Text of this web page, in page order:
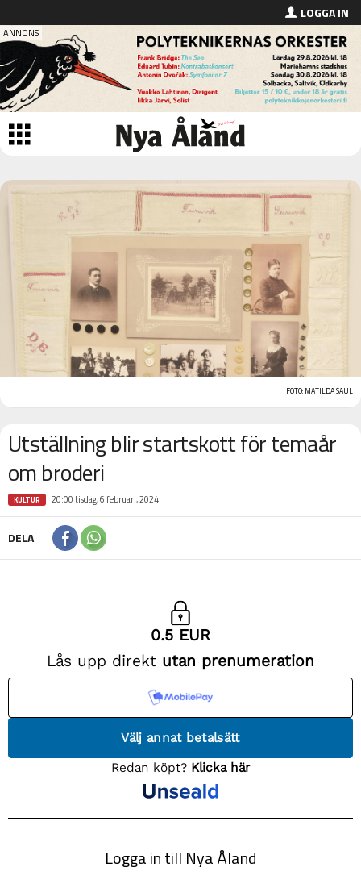
LOGGA IN
FOTO: MATILDA SAUL
Utställning blir startskott för temaår
om broderi
KULTUR 20:00 tisdag, 6 februari, 2024
DELA